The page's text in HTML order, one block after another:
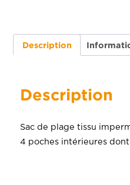
Description
Description
Sac de plage tissu
4 poches intérieures dont